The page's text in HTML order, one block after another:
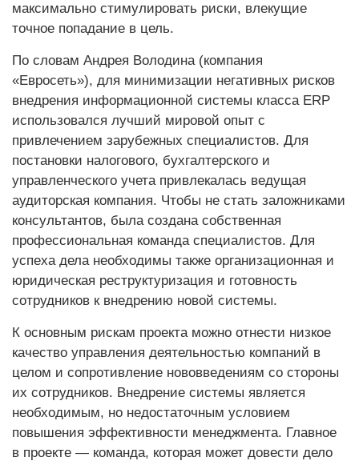
максимально стимулировать риски, влекущие
точное попадание в цель.
По словам Андрея Володина (компания
«Евросеть»), для минимизации негативных рисков
внедрения информационной системы класса ERP
использовался лучший мировой опыт с
привлечением зарубежных специалистов. Для
постановки налогового, бухгалтерского и
управленческого учета привлекалась ведущая
аудиторская компания. Чтобы не стать заложниками
консультантов, была создана собственная
профессиональная команда специалистов. Для
успеха дела необходимы также организационная и
юридическая реструктуризация и готовность
сотрудников к внедрению новой системы.
К основным рискам проекта можно отнести низкое
качество управления деятельностью компаний в
целом и сопротивление нововведениям со стороны
их сотрудников. Внедрение системы является
необходимым, но недостаточным условием
повышения эффективности менеджмента. Главное
в проекте — команда, которая может довести дело